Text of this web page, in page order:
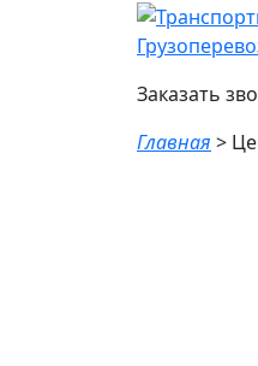
Заказать
Главная >